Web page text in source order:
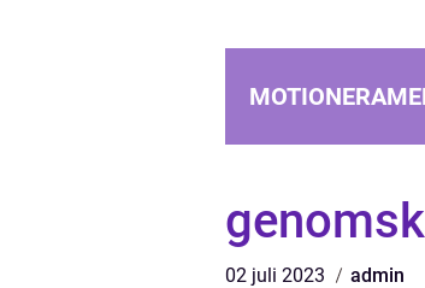
02 juli 2023 admin